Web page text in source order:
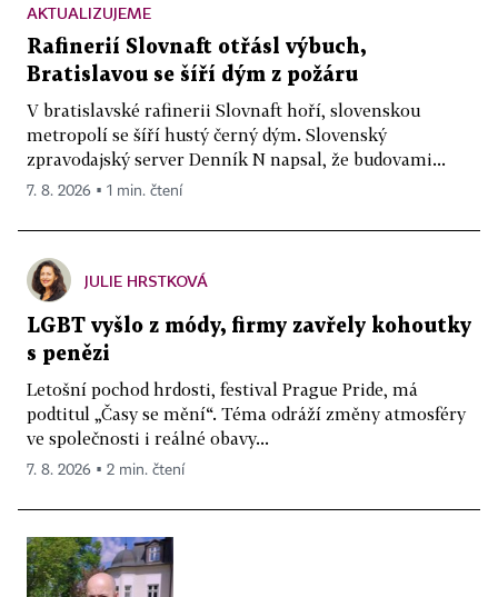
AKTUALIZUJEME
Rafinerií Slovnaft otřásl výbuch,
Bratislavou se šíří dým z požáru
V bratislavské rafinerii Slovnaft hoří, slovenskou
metropolí se šíří hustý černý dým. Slovenský
zpravodajský server Denník N napsal, že budovami...
7. 8. 2026 ▪ 1 min. čtení
JULIE HRSTKOVÁ
LGBT vyšlo z módy, firmy zavřely kohoutky
s penězi
Letošní pochod hrdosti, festival Prague Pride, má
podtitul „Časy se mění“. Téma odráží změny atmosféry
ve společnosti i reálné obavy...
7. 8. 2026 ▪ 2 min. čtení